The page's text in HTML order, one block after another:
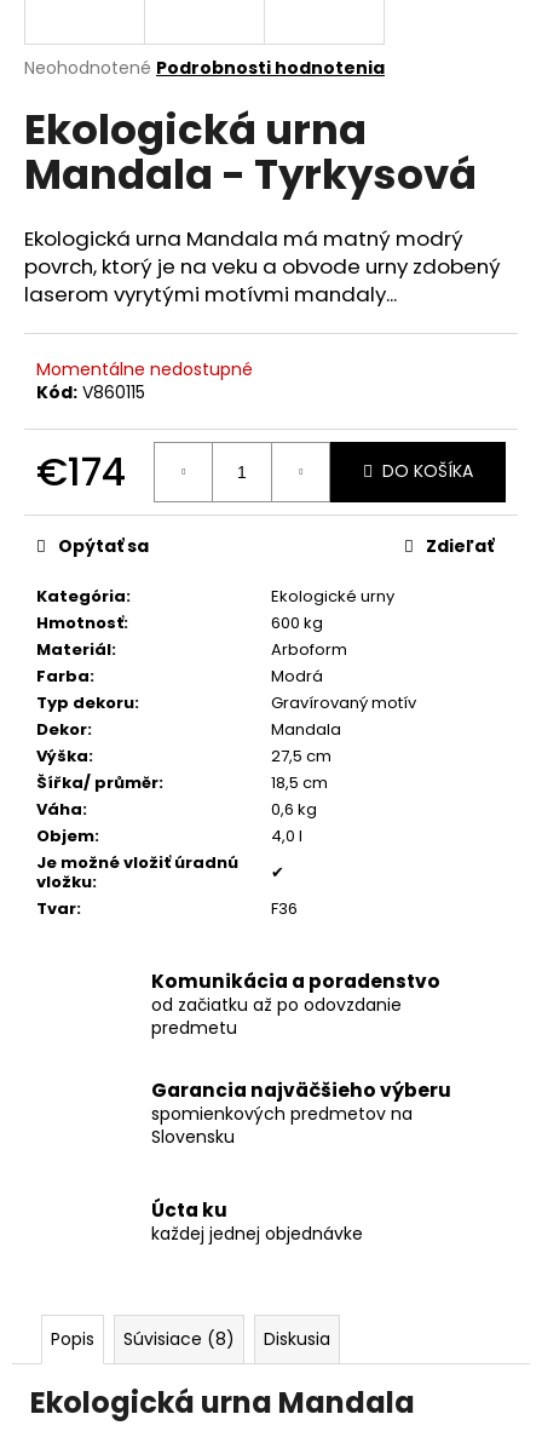
Priemerné
produktu
je
0,0
hviezdičiek.
Neohodnotené Podrobnosti hodnotenia
Ekologická urna
Mandala - Tyrkysová
Ekologická urna Mandala má matný modrý
povrch, ktorý je na veku a obvode urny zdobený
laserom vyrytými motívmi mandaly...
Momentálne nedostupné
Kód: V860115
€174
cena:
DO KOŠÍKA
Kategória:
Ekologické urny
Hmotnosť:
600 kg
Materiál:
Arboform
Farba:
Modrá
Typ dekoru:
Gravírovaný motív
Dekor:
Mandala
Výška:
27,5 cm
Šířka/ průměr:
18,5 cm
Váha:
0,6 kg
Objem:
4,0 l
Je možné vložiť úradnú
vložku:
✔
Tvar: F36
Opýtať sa Zdieľať
Komunikácia a poradenstvo
od začiatku až po odovzdanie
predmetu
Garancia najväčšieho výberu
spomienkových predmetov na
Slovensku
Úcta ku
každej jednej objednávke
Popis Súvisiace (8) Diskusia
Ekologická urna Mandala
j
ť
?
HĽADAŤ
O
p
o
ú
č
m
e
POZLÁTENÝ
PRSTEŇ
MODRÝ
ACHÁT
€160